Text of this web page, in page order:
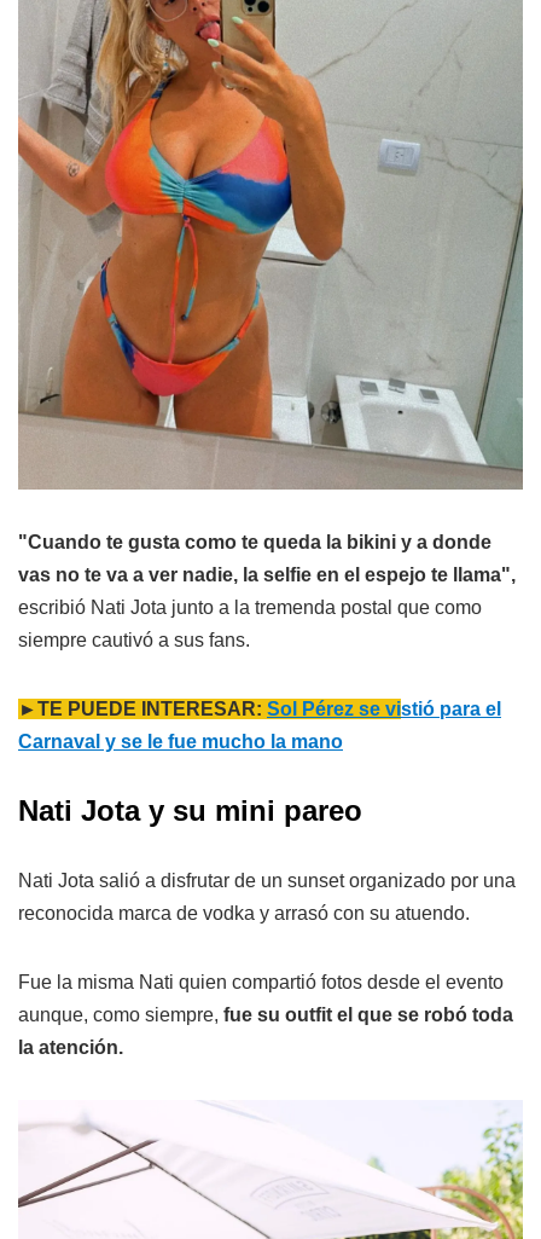
"Cuando te gusta como te queda la bikini y a donde
vas no te va a ver nadie, la selfie en el espejo te llama",
escribió Nati Jota junto a la tremenda postal que como
siempre cautivó a sus fans.
►TE PUEDE INTERESAR: Sol Pérez se vistió para el
Carnaval y se le fue mucho la mano
Nati Jota y su mini pareo
Nati Jota salió a disfrutar de un sunset organizado por una
reconocida marca de vodka y arrasó con su atuendo.
Fue la misma Nati quien compartió fotos desde el evento
aunque, como siempre, fue su outfit el que se robó toda
la atención.